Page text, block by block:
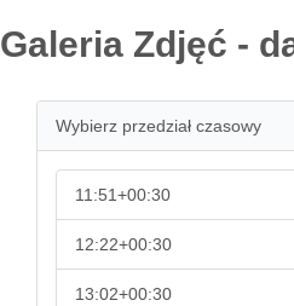
Galeria Zdjęć -
Wybierz przedział czasowy
11:51+00:30
12:22+00:30
13:02+00:30